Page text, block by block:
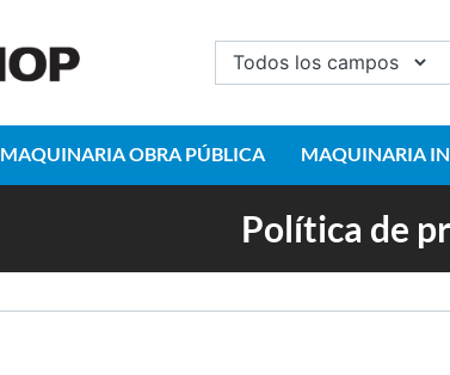
MAQUINARIA OBRA PÚBLICA MAQUINARIA
Política de